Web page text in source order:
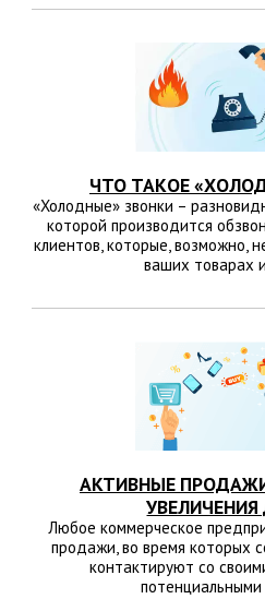
ЧТО ТАКОЕ
«Холодные» звонки –
которой производится
клиентов, которые, возможно,
ваших товарах
АКТИВНЫЕ
Любое коммерческое
продажи, во время которых
контактируют со